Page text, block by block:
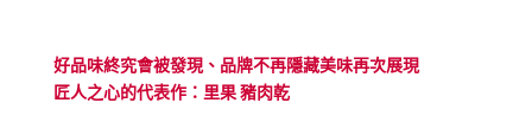
好品味終究會被發現、品牌不再隱藏美味再次展現
匠人之心的代表作：里果 豬肉乾